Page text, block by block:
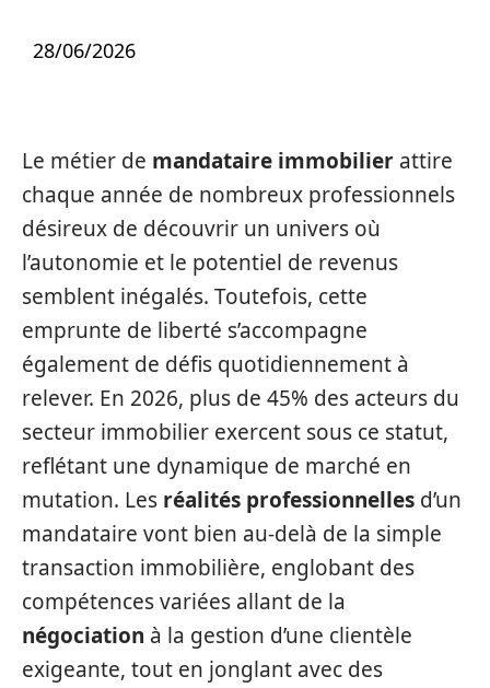
28/06/2026
Le métier de mandataire immobilier attire
chaque année de nombreux professionnels
désireux de découvrir un univers où
l’autonomie et le potentiel de revenus
semblent inégalés. Toutefois, cette
emprunte de liberté s’accompagne
également de défis quotidiennement à
relever. En 2026, plus de 45% des acteurs du
secteur immobilier exercent sous ce statut,
reflétant une dynamique de marché en
mutation. Les réalités professionnelles d’un
mandataire vont bien au-delà de la simple
transaction immobilière, englobant des
compétences variées allant de la
négociation à la gestion d’une clientèle
exigeante, tout en jonglant avec des